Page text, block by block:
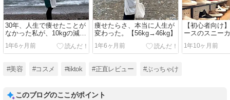
30年、人生で痩せたことが
なかった私が、10kgの減量
に成功した話
1年6ヶ月前
痩せたらさ、本当に人生が
変わった。【56kg→46kg】
1年6ヶ月前
【初心者向け
ースのスニー
い？失敗しな
訣
1年10ヶ月前
#美容 #コスメ #tiktok #正直レビュー #ぶっちゃけ
このブログのここがポイント